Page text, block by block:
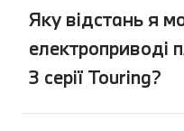
Яку відстань я
електроприводі
3 серії Touring?